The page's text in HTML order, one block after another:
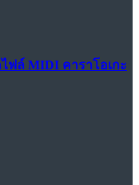
ฟล์ MIDI คาราโอเกะ